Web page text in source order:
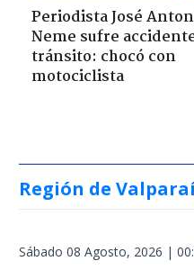
Periodista José
Neme sufre
tránsito: chocó con
motociclista
Región de
Sábado 08 Agosto, 2026 |